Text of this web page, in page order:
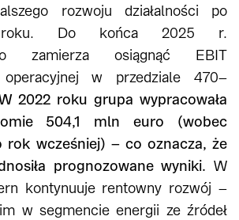
rozwoju działalności po
roku. Do końca 2025 r.
zamierza osiągnąć EBIT
w przedziale 470–
2022 roku grupa wypracowała
504,1 mln euro (wobec
rok wcześniej) – co oznacza, że
prognozowane wyniki. W
kontynuuje rentowny rozwój –
w segmencie energii ze źródeł